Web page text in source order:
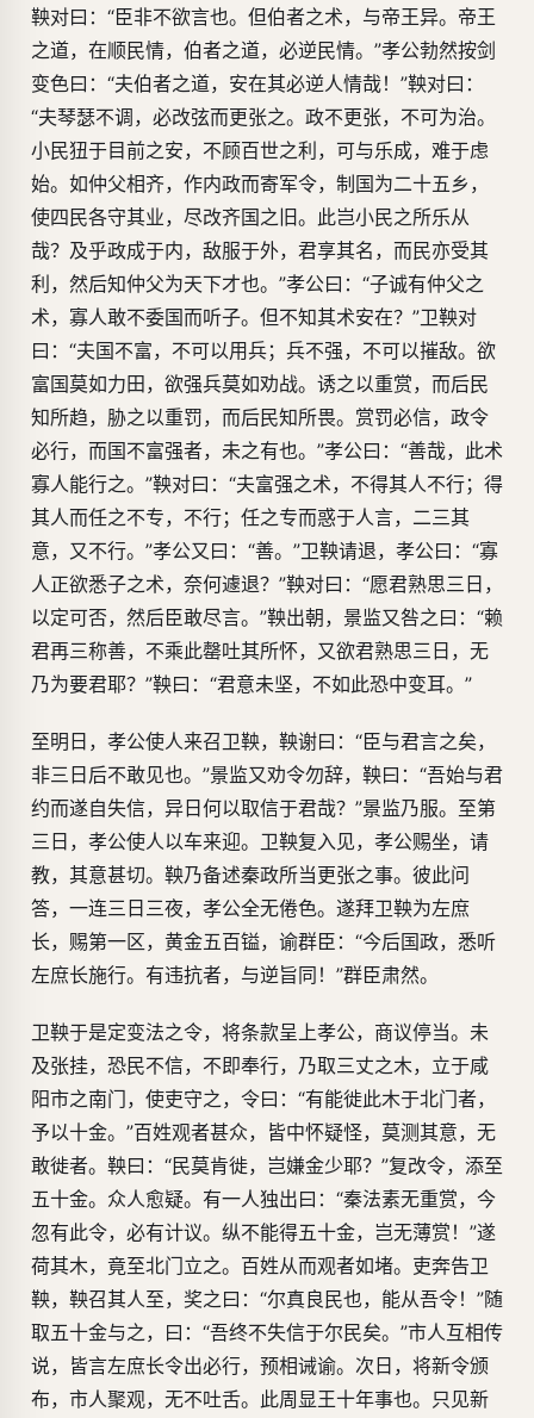
鞅对曰：“臣非不欲言也。但伯者之术，与帝王异。帝王
之道，在顺民情，伯者之道，必逆民情。”孝公勃然按剑
变色曰：“夫伯者之道，安在其必逆人情哉！”鞅对曰：
“夫琴瑟不调，必改弦而更张之。政不更张，不可为治。
小民狃于目前之安，不顾百世之利，可与乐成，难于虑
始。如仲父相齐，作内政而寄军令，制国为二十五乡，
使四民各守其业，尽改齐国之旧。此岂小民之所乐从
哉？及乎政成于内，敌服于外，君享其名，而民亦受其
利，然后知仲父为天下才也。”孝公曰：“子诚有仲父之
术，寡人敢不委国而听子。但不知其术安在？”卫鞅对
曰：“夫国不富，不可以用兵；兵不强，不可以摧敌。欲
富国莫如力田，欲强兵莫如劝战。诱之以重赏，而后民
知所趋，胁之以重罚，而后民知所畏。赏罚必信，政令
必行，而国不富强者，未之有也。”孝公曰：“善哉，此术
寡人能行之。”鞅对曰：“夫富强之术，不得其人不行；得
其人而任之不专，不行；任之专而惑于人言，二三其
意，又不行。”孝公又曰：“善。”卫鞅请退，孝公曰：“寡
人正欲悉子之术，奈何遽退？”鞅对曰：“愿君熟思三日，
以定可否，然后臣敢尽言。”鞅出朝，景监又咎之曰：“赖
君再三称善，不乘此罄吐其所怀，又欲君熟思三日，无
乃为要君耶？”鞅曰：“君意未坚，不如此恐中变耳。”
至明日，孝公使人来召卫鞅，鞅谢曰：“臣与君言之矣，
非三日后不敢见也。”景监又劝令勿辞，鞅曰：“吾始与君
约而遂自失信，异日何以取信于君哉？”景监乃服。至第
三日，孝公使人以车来迎。卫鞅复入见，孝公赐坐，请
教，其意甚切。鞅乃备述秦政所当更张之事。彼此问
答，一连三日三夜，孝公全无倦色。遂拜卫鞅为左庶
长，赐第一区，黄金五百镒，谕群臣：“今后国政，悉听
左庶长施行。有违抗者，与逆旨同！”群臣肃然。
卫鞅于是定变法之令，将条款呈上孝公，商议停当。未
及张挂，恐民不信，不即奉行，乃取三丈之木，立于咸
阳市之南门，使吏守之，令曰：“有能徙此木于北门者，
予以十金。”百姓观者甚众，皆中怀疑怪，莫测其意，无
敢徙者。鞅曰：“民莫肯徙，岂嫌金少耶？”复改令，添至
五十金。众人愈疑。有一人独出曰：“秦法素无重赏，今
忽有此令，必有计议。纵不能得五十金，岂无薄赏！”遂
荷其木，竟至北门立之。百姓从而观者如堵。吏奔告卫
鞅，鞅召其人至，奖之曰：“尔真良民也，能从吾令！”随
取五十金与之，曰：“吾终不失信于尔民矣。”市人互相传
说，皆言左庶长令出必行，预相诫谕。次日，将新令颁
布，市人聚观，无不吐舌。此周显王十年事也。只见新